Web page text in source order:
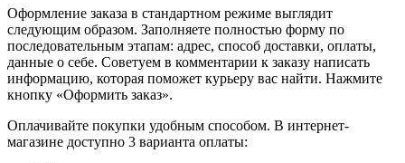
Оформление заказа в стандартном режиме выглядит
следующим образом. Заполняете полностью форму по
последовательным этапам: адрес, способ доставки, оплаты,
данные о себе. Советуем в комментарии к заказу написать
информацию, которая поможет курьеру вас найти. Нажмите
кнопку «Оформить заказ».
Оплачивайте покупки удобным способом. В интернет-
магазине доступно 3 варианта оплаты: